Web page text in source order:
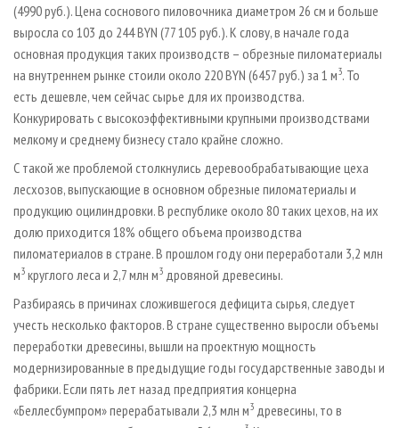
(4990 руб.). Цена соснового пиловочника диаметром 26 см и больше
выросла со 103 до 244 BYN (77 105 руб.). К слову, в начале года
основная продукция таких производств – обрезные пиломатериалы
на внутреннем рынке стоили около 220 BYN (6457 руб.) за 1 м3. То
есть дешевле, чем сейчас сырье для их производства.
Конкурировать с высокоэффективными крупными производствами
мелкому и среднему бизнесу стало крайне сложно.
С такой же проблемой столкнулись деревообрабатывающие цеха
лесхозов, выпускающие в основном обрезные пиломатериалы и
продукцию оцилиндровки. В республике около 80 таких цехов, на их
долю приходится 18% общего объема производства
пиломатериалов в стране. В прошлом году они переработали 3,2 млн
м3 круглого леса и 2,7 млн м3 дровяной древесины.
Разбираясь в причинах сложившегося дефицита сырья, следует
учесть несколько факторов. В стране существенно выросли объемы
переработки древесины, вышли на проектную мощность
модернизированные в предыдущие годы государственные заводы и
фабрики. Если пять лет назад предприятия концерна
«Беллесбумпром» перерабатывали 2,3 млн м3 древесины, то в